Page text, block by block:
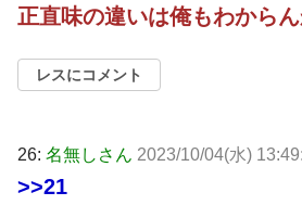
正直味の違いは俺もわから
レスにコメント
26: 名無しさん 2023/10/04(水)
>>21